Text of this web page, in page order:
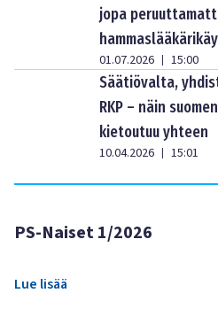
jopa
01.07.2026 | 15:00
Säätiövalta,
RKP – näin
kietoutuu yhteen
10.04.2026 | 15:01
PS-Naiset 1/2026
Lue lisää